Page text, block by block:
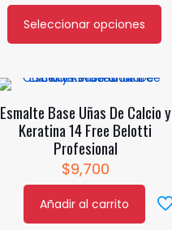
se
pueden
la
página
de
producto
Seleccionar opciones
Este
múltiples
variantes.
Las
opciones
Esmalte Base Uñas De Calcio y
Keratina 14 Free Belotti
Profesional
$9,700
Añadir al carrito